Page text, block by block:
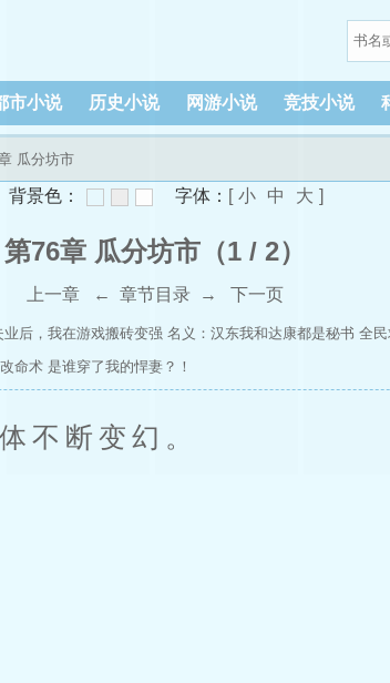
市小说 历史小说 网游小说 竞技小说
瓜分坊市
背景色： 字体： [ 小 中 大 ]
第76章 瓜分坊市（1 / 2）
上一章 ← 章节目录 → 下一页
业后，我在游戏搬砖变强 名义：汉东我和达康都是秘书 全
命术 是谁穿了我的悍妻？！
不断变幻。